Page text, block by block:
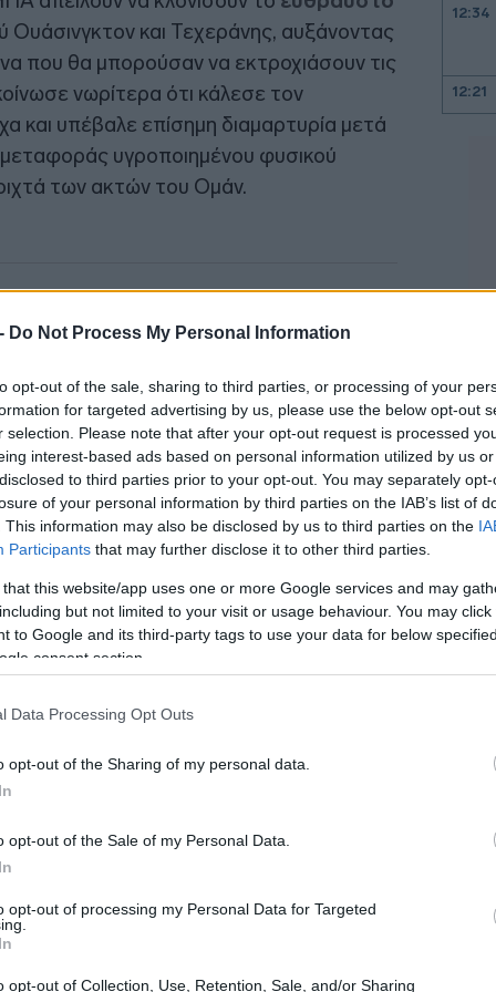
Do Not Process My Personal Information
opt-out of the sale, sharing to third parties, or processing of your
for targeted advertising by us, please use the below opt-out
selection. Please note that after your opt-out request is processed
interest-based ads based on personal information utilized by us
to third parties prior to your opt-out. You may separately
of your personal information by third parties on the IAB’s list of
This information may also be disclosed by us to third parties on the
Participants that may further disclose it to other third parties.
that this website/app uses one or more Google services and may
but not limited to your visit or usage behaviour. You may
to Google and its third-party tags to use your data for below
consent section.
Data Processing Opt Outs
opt-out of the Sharing of my personal data.
opt-out of the Sale of my Personal Data.
opt-out of processing my Personal Data for Targeted
opt-out of Collection, Use, Retention, Sale, and/or Sharing
Ουάσινγκτον και Τεχεράνης, αυξάνοντας
που θα μπορούσαν να εκτροχιάσουν τις
νωρίτερα ότι κάλεσε τον
και υπέβαλε επίσημη διαμαρτυρία μετά
υγροποιημένου φυσικού
των ακτών του Ομάν.
διακοίνωσηστον
την Τεχεράνη «να σταματήσει
ασφάλεια, να αποφύγει να
ναυσιπλοΐας και τον παγκόσμιο
«εξηγήσεις για την επίθεση». Το Ριάντ
δεξαμενόπλοιο και κάλεσε το
τη διεθνή ναυσιπλοΐα» και τον
τα πλοία που δέχονται
της Saxo Bank, Όλε Χάνσεν. «Αυτό
ασφάλιστρο κινδύνου
δει στο παρελθόν, αλλά είναι ο κύριος
12:34
12:21
11:51
11:37
11:26
11:04